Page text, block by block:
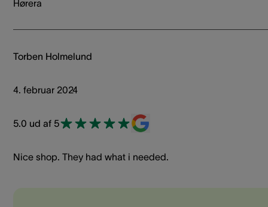
Hørera
Torben Holmelund
4. februar 2024
5.0 ud af 5
Nice shop. They had what i needed.